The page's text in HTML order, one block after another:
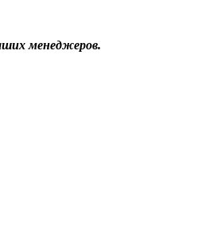
менеджеров.